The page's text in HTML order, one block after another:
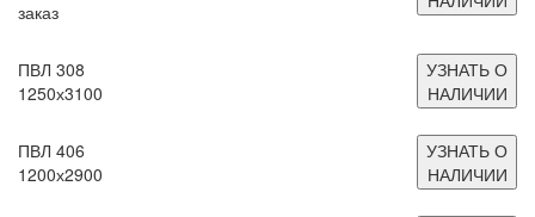
заказ
ПВЛ 308
1250х3100
УЗНАТЬ О
НАЛИЧИИ
ПВЛ 406
1200х2900
УЗНАТЬ О
НАЛИЧИИ